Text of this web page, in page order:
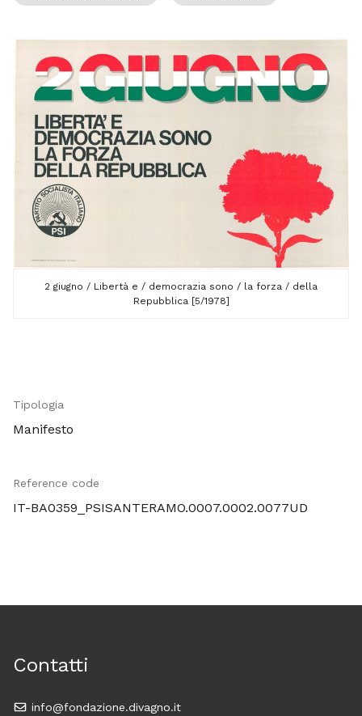
2 giugno / Libertà e / democrazia sono / la forza / della
Repubblica [5/1978]
Tipologia
Manifesto
Reference code
IT-BA0359_PSISANTERAMO.0007.0002.0077UD
Contatti
info@fondazione.divagno.it